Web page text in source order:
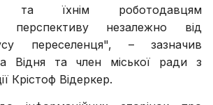
та їхнім роботодавцям
перспективу незалежно від
переселенця", – зазначив
Відня та член міської ради з
Крістоф Відеркер.